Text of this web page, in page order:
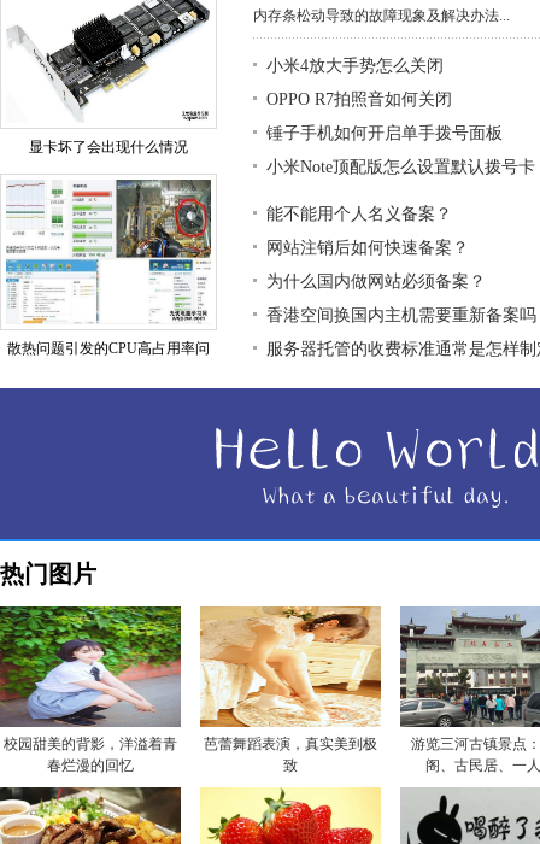
显卡坏了会出现什么情况
散热问题引发的CPU高占用率问
内存条松动导致的故障现象及解决办法...
小米4放大手势怎么关闭
OPPO R7拍照音如何关闭
锤子手机如何开启单手拨号面板
小米Note顶配版怎么设置默认拨号卡
能不能用个人名义备案？
网站注销后如何快速备案？
为什么国内做网站必须备案？
香港空间换国内主机需要重新备案吗
服务器托管的收费标准通常是怎样
热门图片
校园甜美的背影，洋溢着青
春烂漫的回忆
芭蕾舞蹈表演，真实美到极
致
游览三河古镇景点
阁、古民居、一